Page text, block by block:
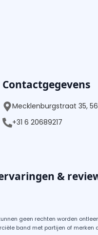
Contactgegevens
Mecklenburgstraat 35,
+31 6 20689217
&
geen rechten worden
band met partijen of merken